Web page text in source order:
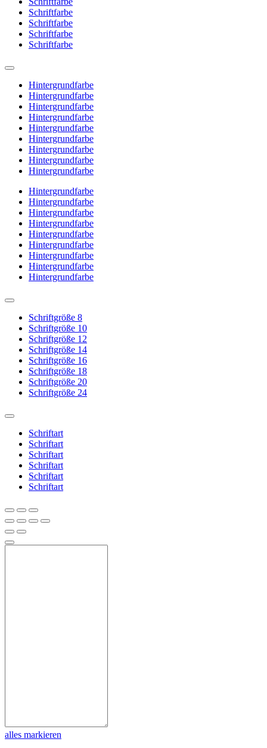
Schriftfarbe
Schriftfarbe
Schriftfarbe
Schriftfarbe
Hintergrundfarbe
Hintergrundfarbe
Hintergrundfarbe
Hintergrundfarbe
Hintergrundfarbe
Hintergrundfarbe
Hintergrundfarbe
Hintergrundfarbe
Hintergrundfarbe
Hintergrundfarbe
Hintergrundfarbe
Hintergrundfarbe
Hintergrundfarbe
Hintergrundfarbe
Hintergrundfarbe
Hintergrundfarbe
Hintergrundfarbe
Hintergrundfarbe
Schriftgröße 8
Schriftgröße 10
Schriftgröße 12
Schriftgröße 14
Schriftgröße 16
Schriftgröße 18
Schriftgröße 20
Schriftgröße 24
Schriftart
Schriftart
Schriftart
Schriftart
Schriftart
Schriftart
alles markieren